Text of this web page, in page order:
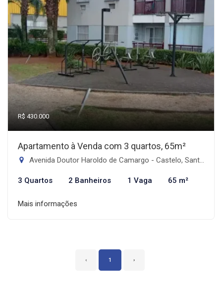
R$ 430.000
Apartamento à Venda com 3 quartos, 65m²
Avenida Doutor Haroldo de Camargo - Castelo, Santos-SP
3 Quartos 2 Banheiros 1 Vaga 65 m²
Mais informações
‹ 1 ›